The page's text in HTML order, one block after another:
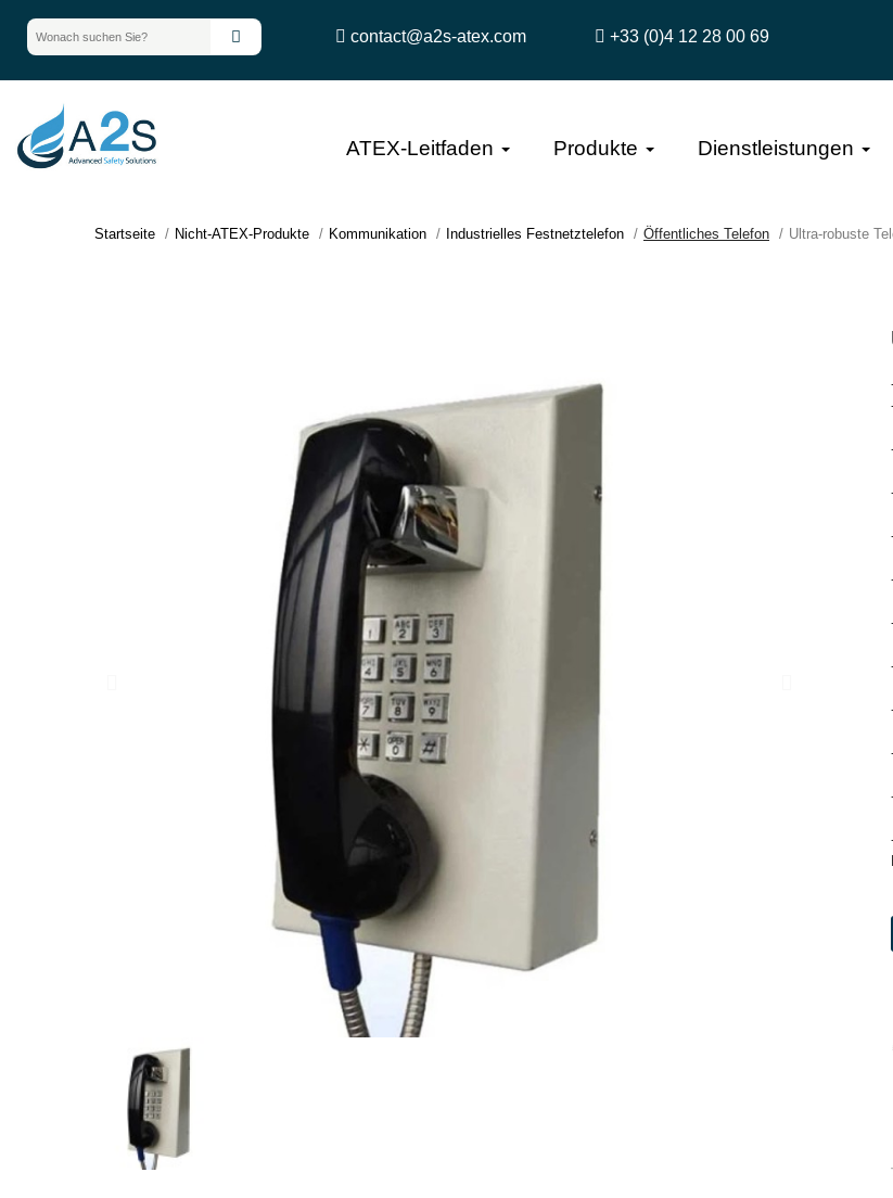
contact@a2s-atex.com +33 (0)4 12 28 00 69
ATEX-Leitfaden Produkte Dienstleistungen
Startseite Nicht-ATEX-Produkte Kommunikation Industrielles Festnetztelefon Öffentliches Telefon Ultra-robuste